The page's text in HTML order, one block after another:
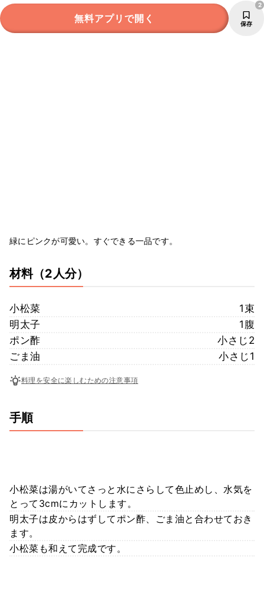
無料アプリで開く 保存
2
緑にピンクが可愛い。すぐできる一品です。
材料（2人分）
小松菜
1束
明太子
1腹
ポン酢
小さじ2
ごま油
小さじ1
料理を安全に楽しむための注意事項
手順
小松菜は湯がいてさっと水にさらして色止めし、水気を
とって3cmにカットします。
明太子は皮からはずしてポン酢、ごま油と合わせておき
ます。
小松菜も和えて完成です。